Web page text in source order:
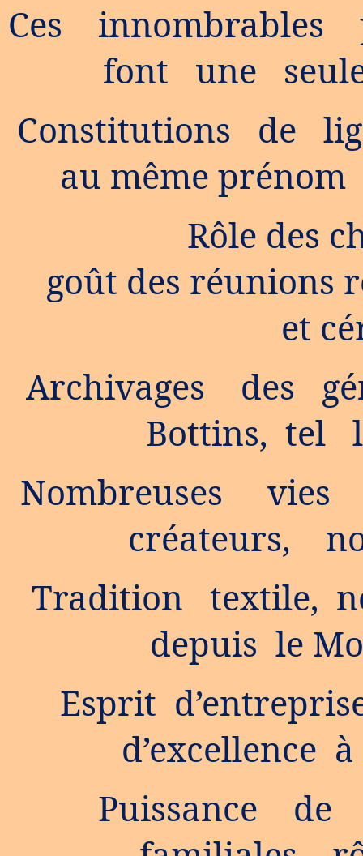
Ces
font une
Constitutions de
au même prénom
Rôle des
goût des réunions
et
Archivages des
Bottins, tel
Nombreuses vies
créateurs,
Tradition textile,
depuis le
Esprit
d’excellence
Puissance